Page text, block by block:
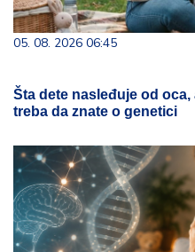
05. 08. 2026 06:45
Šta dete nasleđuje od
treba da znate o genetici